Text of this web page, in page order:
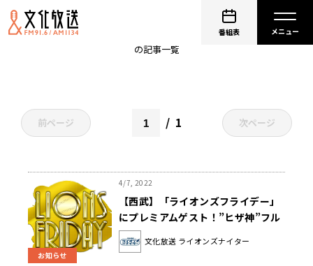
番組表
の記事一覧
前ページ 1 次ページ
お知らせ
4/7, 2022
【西武】「ライオンズフライデー」
にプレミアムゲスト！”ヒザ神”フル
ポン村上もフライキャッチ挑戦
文化放送 ライオンズナイター